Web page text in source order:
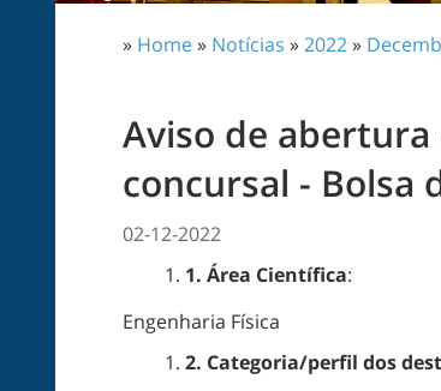
» Home» Notícias »2022»
Aviso de
concursal - Bolsa
02-12-2022
1. Área Científica:
Engenharia Física
2. Categoria/perfil dos